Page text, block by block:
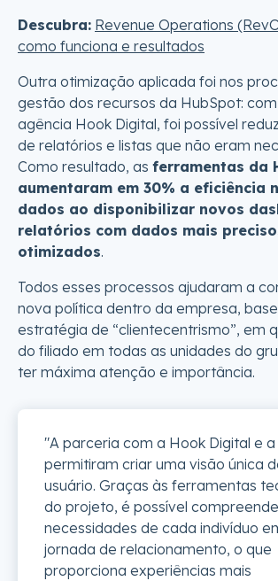
Descubra: Revenue Operations
como funciona e resultados
Outra otimização aplicada foi nos
gestão dos recursos da HubSpot:
agência Hook Digital, foi possível
de relatórios e listas que não eram
Como resultado, as ferramentas da
aumentaram em 30% a eficiência
dados ao disponibilizar novos
relatórios com dados mais
otimizados.
Todos esses processos ajudaram a
nova política dentro da empresa,
estratégia de “clientecentrismo”, em
do filiado em todas as unidades do
ter máxima atenção e importância.
"A parceria com a Hook Digital e
permitiram criar uma visão única
usuário. Graças às ferramentas
do projeto, é possível
necessidades de cada indivíduo
jornada de relacionamento, o que
proporciona experiências mais